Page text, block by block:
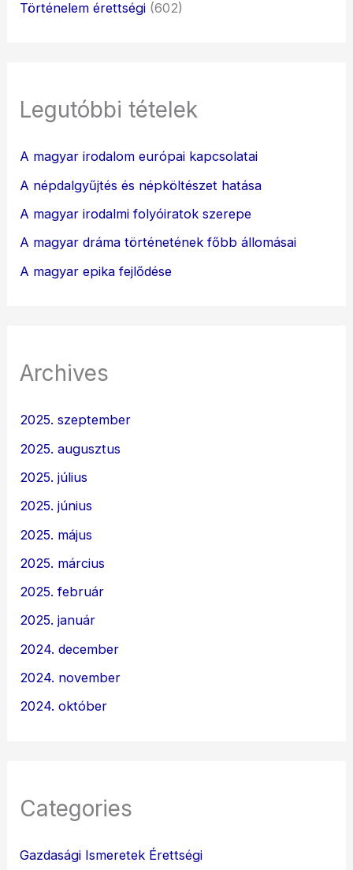
Történelem érettségi (602)
Legutóbbi tételek
A magyar irodalom európai kapcsolatai
A népdalgyűjtés és népköltészet hatása
A magyar irodalmi folyóiratok szerepe
A magyar dráma történetének főbb állomásai
A magyar epika fejlődése
Archives
2025. szeptember
2025. augusztus
2025. július
2025. június
2025. május
2025. március
2025. február
2025. január
2024. december
2024. november
2024. október
Categories
Gazdasági Ismeretek Érettségi